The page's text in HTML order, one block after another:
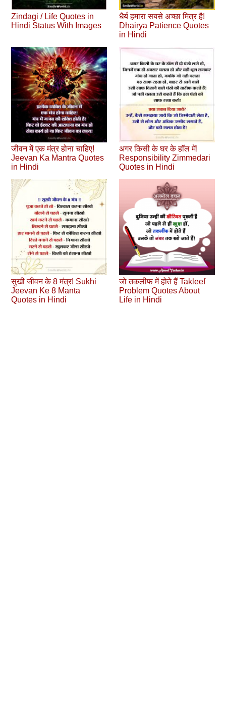
Zindagi / Life Quotes in
Hindi Status With Images
धैर्य हमारा सबसे अच्छा मित्र है!
Dhairya Patience Quotes
in Hindi
जीवन में एक मंत्र होना चाहिए!
Jeevan Ka Mantra Quotes
in Hindi
अगर किसी के घर के हाॅल में!
Responsibility Zimmedari
Quotes in Hindi
सुखी जीवन के 8 मंत्र! Sukhi
Jeevan Ke 8 Manta
Quotes in Hindi
जो तकलीफ में होते हैं Takleef
Problem Quotes About
Life in Hindi